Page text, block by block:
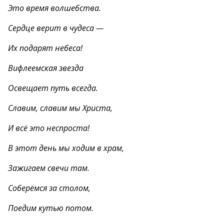
Это время волшебства.
Сердце верит в чудеса —
Их подарят небеса!
Вифлеемская звезда
Освещает путь всегда.
Славим, славим мы Христа,
И всё это неспроста!
В этот день мы ходим в храм,
Зажигаем свечи там.
Соберёмся за столом,
Поедим кутью потом.